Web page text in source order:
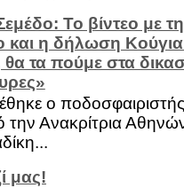
Το βίντεο με
και η δήλωση
τα πούμε στα
ο
Ανακρίτρια
μας!